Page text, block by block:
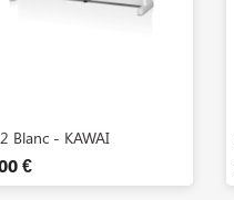
 Aperçu rapide
Blanc - KAWAI
€